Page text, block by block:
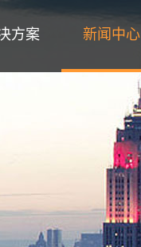
方案 新闻中心